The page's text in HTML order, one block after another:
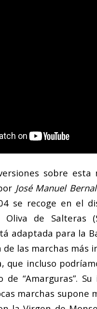
sobre
José Manuel Bernal
se recoge en el
Oliva de Salteras
adaptada para la
de las marchas más
que incluso
de “Amarguras”.
marchas supone